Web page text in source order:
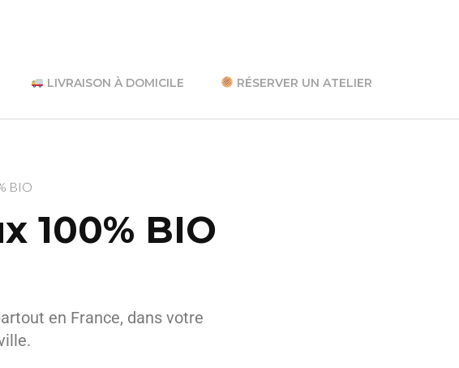
LIVRAISON À DOMICILE RÉSERVER UN ATELIER
BIO
100% BIO
en France, dans votre